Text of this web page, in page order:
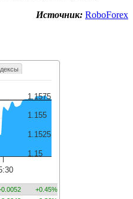
Источник: RoboForex
1.15
1.1525
1.155
1.1575
+0.45%